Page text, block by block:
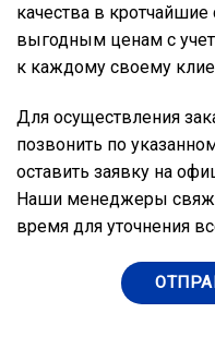
качества в
выгодным ценам с
к каждому своему
Для осуществления
позвонить по
оставить заявку на
Наши менеджеры
время для уточнения